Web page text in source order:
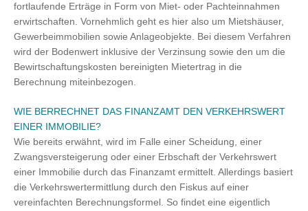
fortlaufende Erträge in Form von Miet- oder Pachteinnahmen
erwirtschaften. Vornehmlich geht es hier also um Mietshäuser,
Gewerbeimmobilien sowie Anlageobjekte. Bei diesem Verfahren
wird der Bodenwert inklusive der Verzinsung sowie den um die
Bewirtschaftungskosten bereinigten Mietertrag in die
Berechnung miteinbezogen.
WIE BERRECHNET DAS FINANZAMT DEN VERKEHRSWERT
EINER IMMOBILIE?
Wie bereits erwähnt, wird im Falle einer Scheidung, einer
Zwangsversteigerung oder einer Erbschaft der Verkehrswert
einer Immobilie durch das Finanzamt ermittelt. Allerdings basiert
die Verkehrswertermittlung durch den Fiskus auf einer
vereinfachten Berechnungsformel. So findet eine eigentlich